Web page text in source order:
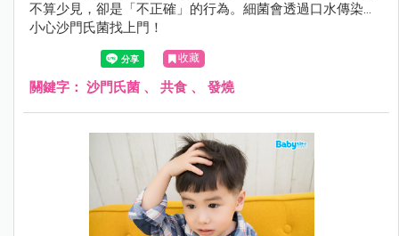
不算少見，卻是「不正確」的行為。細菌會透過口水傳染…
小心沙門氏菌找上門！
收藏
關鍵字： 沙門氏菌 、 共食 、 發燒